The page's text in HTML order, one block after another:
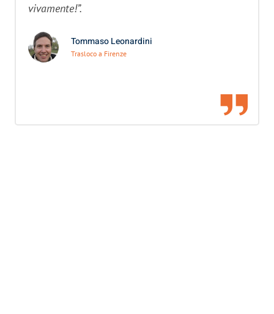
vivamente!”.
Tommaso Leonardini
Trasloco a Firenze